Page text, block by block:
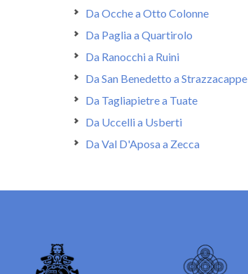
Da Ocche a Otto Colonne
Da Paglia a Quartirolo
Da Ranocchi a Ruini
Da San Benedetto a Strazzacappe
Da Tagliapietre a Tuate
Da Uccelli a Usberti
Da Val D'Aposa a Zecca